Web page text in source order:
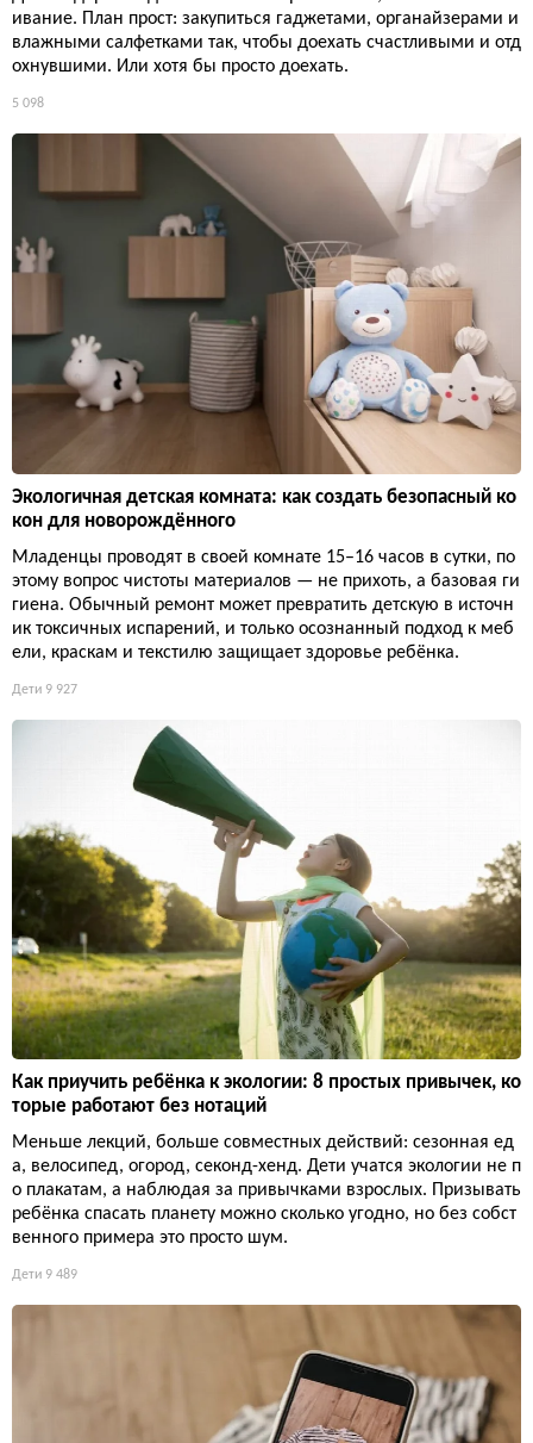
ивание. План прост: закупиться гаджетами, органайзерами и
влажными салфетками так, чтобы доехать счастливыми и отд
охнувшими. Или хотя бы просто доехать.
5 098
Экологичная детская комната: как создать безопасный ко
кон для новорождённого
Младенцы проводят в своей комнате 15–16 часов в сутки, по
этому вопрос чистоты материалов — не прихоть, а базовая ги
гиена. Обычный ремонт может превратить детскую в источн
ик токсичных испарений, и только осознанный подход к меб
ели, краскам и текстилю защищает здоровье ребёнка.
Дети 9 927
Как приучить ребёнка к экологии: 8 простых привычек, ко
торые работают без нотаций
Меньше лекций, больше совместных действий: сезонная ед
а, велосипед, огород, секонд-хенд. Дети учатся экологии не п
о плакатам, а наблюдая за привычками взрослых. Призывать
ребёнка спасать планету можно сколько угодно, но без собст
венного примера это просто шум.
Дети 9 489